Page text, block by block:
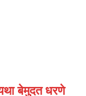
बेमुदत धरणे